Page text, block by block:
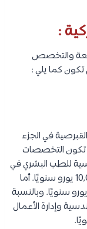
:
والتخصص
كما يلي :
في الجزء
ودائمًا ما تكون التخصصات
للطب البشري في
جامعة قبرص للعلوم الصحية والاجتماعية 10,000 يورو سنويًا. أما
بالنسبة لبرامج طب الأسنان فهي تبدأ من 4,500 يورو سنويًا. وبالنسبة
وإدارة الأعمال